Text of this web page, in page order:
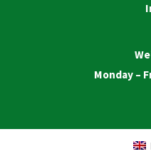
Monday –